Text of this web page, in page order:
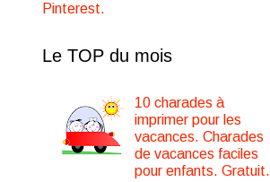
Pinterest.
Le TOP du mois
10 charades à
imprimer pour les
vacances. Charades
de vacances faciles
pour enfants. Gratuit.